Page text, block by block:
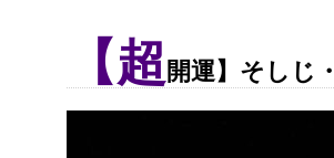
【超 開運】そしじ